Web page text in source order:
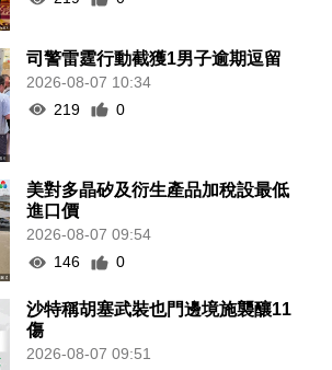
司警雷霆行動截獲1男子逾期逗留
2026-08-07 10:34
219
0
美對多晶矽及衍生產品加稅設最低
進口價
2026-08-07 09:54
146
0
沙特稱胡塞武裝也門邊境施襲釀11
傷
2026-08-07 09:51